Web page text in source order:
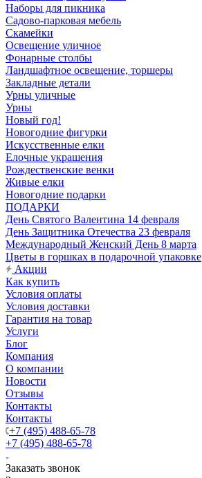
Наборы для пикника
Садово-парковая мебель
Скамейки
Освещение уличное
Фонарные столбы
Ландшафтное освещение, торшеры
Закладные детали
Урны уличные
Урны
Новый год!
Новогодние фигурки
Искусственные елки
Елочные украшения
Рождественские венки
Живые елки
Новогодние подарки
ПОДАРКИ
День Святого Валентина 14 февраля
День Защитника Отечества 23 февраля
Международный Женский День 8 марта
Цветы в горшках в подарочной упаковке
Акции
Как купить
Условия оплаты
Условия доставки
Гарантия на товар
Услуги
Блог
Компания
О компании
Новости
Отзывы
Контакты
Контакты
+7 (495) 488-65-78
+7 (495) 488-65-78
Заказать звонок